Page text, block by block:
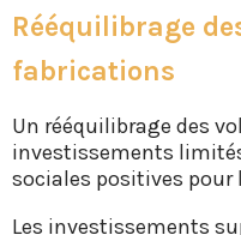
Rééquilibrage
fabrications
Un rééquilibrage des
investissements
sociales positives pour
Les investissements